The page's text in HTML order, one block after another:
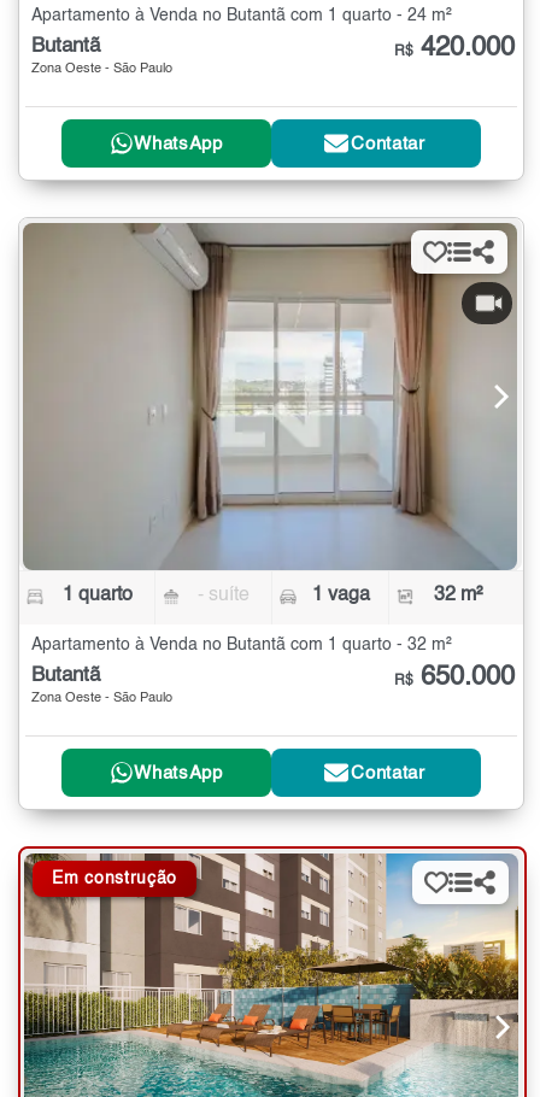
Apartamento à Venda no Butantã com 1 quarto - 24 m²
Butantã
Zona Oeste - São Paulo
R$ 420.000
WhatsApp Contatar
1 quarto - suíte 1 vaga 32 m²
Apartamento à Venda no Butantã com 1 quarto - 32 m²
Butantã
Zona Oeste - São Paulo
R$ 650.000
WhatsApp Contatar
Em construção